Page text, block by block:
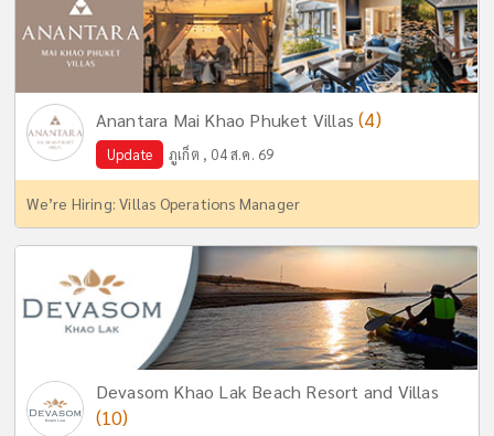
Anantara Mai Khao Phuket Villas(4)
Update ภูเก็ต , 04 ส.ค. 69
We’re Hiring: Villas Operations Manager
Devasom Khao Lak Beach Resort and Villas
(10)